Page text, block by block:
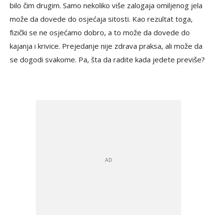
bilo čim drugim. Samo nekoliko više zalogaja omiljenog jela
može da dovede do osjećaja sitosti. Kao rezultat toga,
fizički se ne osjećamo dobro, a to može da dovede do
kajanja i krivice. Prejedanje nije zdrava praksa, ali može da
se dogodi svakome. Pa, šta da radite kada jedete previše?